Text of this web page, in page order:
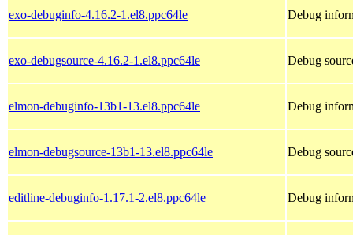
exo-debuginfo-4.16.2-1.el8.ppc64le Debug
exo-debugsource-4.16.2-1.el8.ppc64le Debug
elmon-debuginfo-13b1-13.el8.ppc64le Debug
elmon-debugsource-13b1-13.el8.ppc64le Debug
editline-debuginfo-1.17.1-2.el8.ppc64le Debug